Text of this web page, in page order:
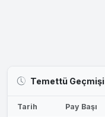
Temettü Geçmişi
Tarih Pay Başı